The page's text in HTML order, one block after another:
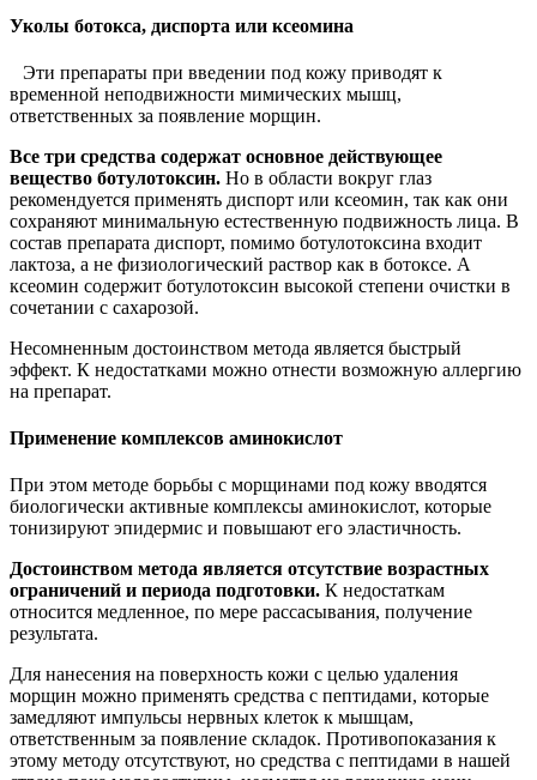
Уколы ботокса, диспорта или ксеомина
Эти препараты при введении под кожу приводят к
временной неподвижности мимических мышц,
ответственных за появление морщин.
Все три средства содержат основное действующее
вещество ботулотоксин. Но в области вокруг глаз
рекомендуется применять диспорт или ксеомин, так как они
сохраняют минимальную естественную подвижность лица. В
состав препарата диспорт, помимо ботулотоксина входит
лактоза, а не физиологический раствор как в ботоксе. А
ксеомин содержит ботулотоксин высокой степени очистки в
сочетании с сахарозой.
Несомненным достоинством метода является быстрый
эффект. К недостатками можно отнести возможную аллергию
на препарат.
Применение комплексов аминокислот
При этом методе борьбы с морщинами под кожу вводятся
биологически активные комплексы аминокислот, которые
тонизируют эпидермис и повышают его эластичность.
Достоинством метода является отсутствие возрастных
ограничений и периода подготовки. К недостаткам
относится медленное, по мере рассасывания, получение
результата.
Для нанесения на поверхность кожи с целью удаления
морщин можно применять средства с пептидами, которые
замедляют импульсы нервных клеток к мышцам,
ответственным за появление складок. Противопоказания к
этому методу отсутствуют, но средства с пептидами в нашей